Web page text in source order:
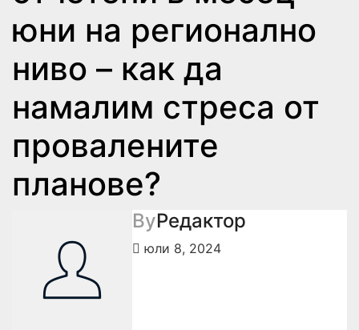
юни на регионално
ниво – как да
намалим стреса от
провалените
планове?
ByРедактор
юли 8, 2024